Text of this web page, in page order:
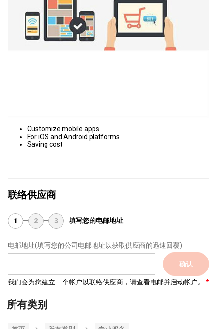
Customize mobile apps
For iOS and Android platforms
Saving cost
联络供应商
1 2 3 填写您的电邮地址
电邮地址(填写您的公司电邮地址以获取供应商的迅速回覆)
确认
我们会为您建立一个帐户以联络供应商，请查看电邮并启动帐户。
所有类别